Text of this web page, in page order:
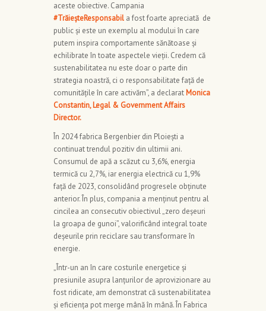
aceste obiective. Campania
#TrăieșteResponsabil a fost foarte apreciată de
public și este un exemplu al modului în care
putem inspira comportamente sănătoase și
echilibrate în toate aspectele vieții. Credem că
sustenabilitatea nu este doar o parte din
strategia noastră, ci o responsabilitate față de
comunitățile în care activăm”, a declarat Monica
Constantin, Legal & Government Affairs
Director.
În 2024 fabrica Bergenbier din Ploiești a
continuat trendul pozitiv din ultimii ani.
Consumul de apă a scăzut cu 3,6%, energia
termică cu 2,7%, iar energia electrică cu 1,9%
față de 2023, consolidând progresele obținute
anterior. În plus, compania a menținut pentru al
cincilea an consecutiv obiectivul „zero deșeuri
la groapa de gunoi”, valorificând integral toate
deșeurile prin reciclare sau transformare în
energie.
„Într-un an în care costurile energetice și
presiunile asupra lanțurilor de aprovizionare au
fost ridicate, am demonstrat că sustenabilitatea
și eficiența pot merge mână în mână. În Fabrica